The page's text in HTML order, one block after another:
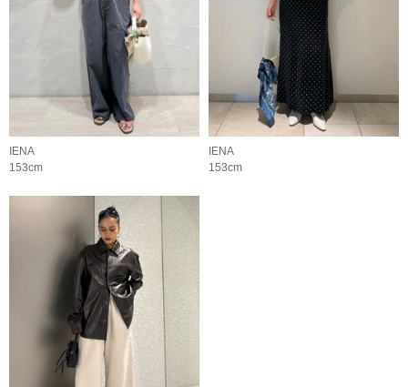
IENA
153cm
IENA
153cm